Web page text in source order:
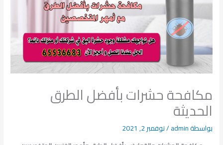
مكافحة حشرات بأفضل الطرق
الحديثة
بواسطةadmin
/نوفمبر 2, 2021